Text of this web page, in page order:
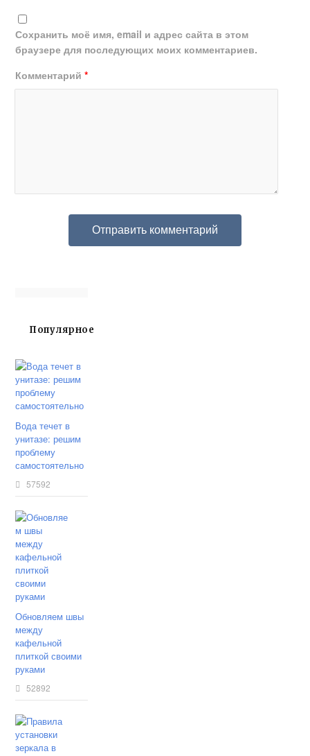
Сохранить моё имя, email и адрес сайта в этом
браузере для последующих моих комментариев.
Комментарий*
Популярное
Вода течет в
унитазе: решим
проблему
самостоятельно
57592
Обновляем швы
между
кафельной
плиткой своими
руками
52892